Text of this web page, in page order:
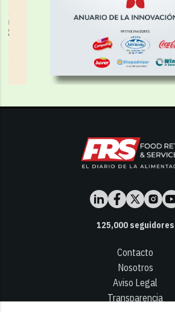
125,000seguidores
Contacto
Nosotros
Aviso Legal
Transparencia